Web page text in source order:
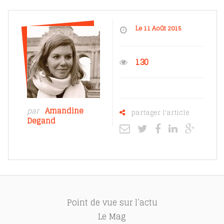
par Amandine
Degand
Le 11 Août 2015
130
partager l'article
Point de vue sur l’actu
Le Mag